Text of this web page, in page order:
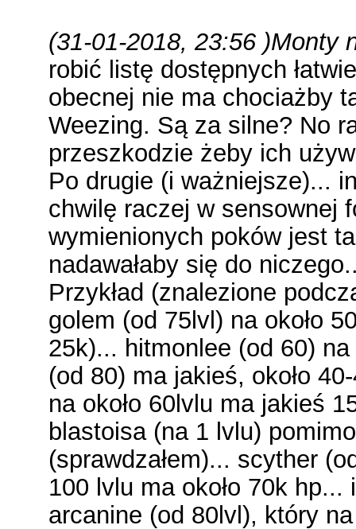
(31-01-2018, 23:56 )Monty
robić listę dostępnych
obecnej nie ma chociażby
Weezing. Są za silne? No
przeszkodzie żeby ich
Po drugie (i ważniejsze)...
chwilę raczej w sensownej
wymienionych poków jest
nadawałaby się do
Przykład (znalezione
golem (od 75lvl) na około
25k)... hitmonlee (od 60)
(od 80) ma jakieś, około
na około 60lvlu ma jakieś
blastoisa (na 1 lvlu)
(sprawdzałem)... scyther
100 lvlu ma około 70k
arcanine (od 80lvl), który